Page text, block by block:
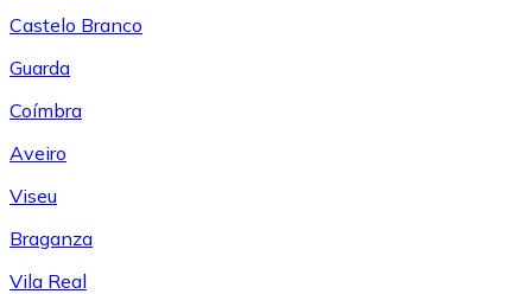
Castelo Branco
Guarda
Coímbra
Aveiro
Viseu
Braganza
Vila Real